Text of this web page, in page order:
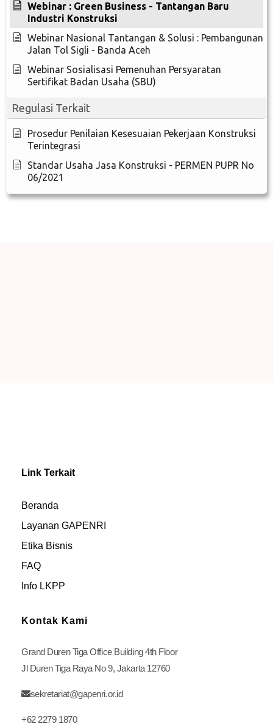
Webinar : Green Business - Tantangan Baru
Industri Konstruksi
Webinar Nasional Tantangan & Solusi : Pembangunan
Jalan Tol Sigli - Banda Aceh
Webinar Sosialisasi Pemenuhan Persyaratan
Sertifikat Badan Usaha (SBU)
Regulasi Terkait
Prosedur Penilaian Kesesuaian Pekerjaan Konstruksi
Terintegrasi
Standar Usaha Jasa Konstruksi - PERMEN PUPR No
06/2021
Link Terkait
Beranda
Layanan GAPENRI
Etika Bisnis
FAQ
Info LKPP
Kontak Kami
Grand Duren Tiga Office Building 4th Floor
Jl Duren Tiga Raya No 9, Jakarta 12760
sekretariat@gapenri.or.id
+62 2279 1870